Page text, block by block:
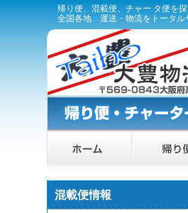
帰り便、混載便、チャー タ便を
全国各地 運送・物流をトータル
混載便情報